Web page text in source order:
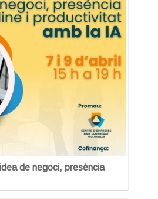
de negoci, presència